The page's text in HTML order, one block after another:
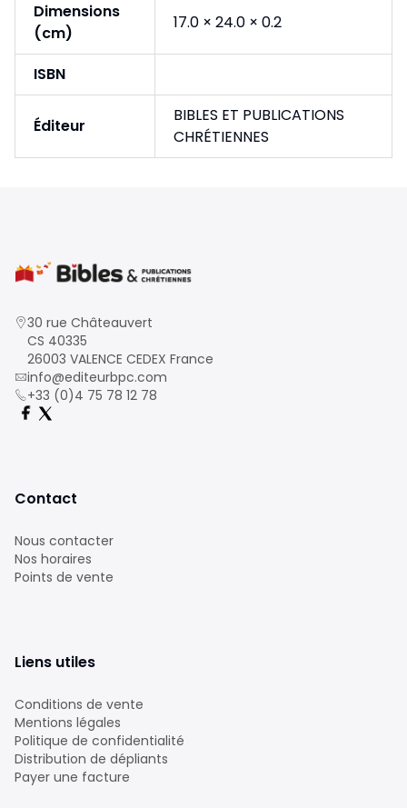
Dimensions
(cm)
17.0 × 24.0 × 0.2
ISBN
Éditeur
BIBLES ET PUBLICATIONS
CHRÉTIENNES
30 rue Châteauvert
CS 40335
26003 VALENCE CEDEX France
info@editeurbpc.com
+33 (0)4 75 78 12 78
Contact
Nous contacter
Nos horaires
Points de vente
Liens utiles
Conditions de vente
Mentions légales
Politique de confidentialité
Distribution de dépliants
Payer une facture